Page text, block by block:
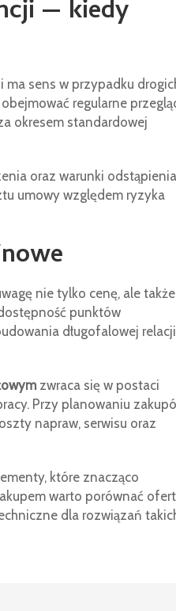
— kiedy
ma sens w przypadku
regularne
okresem standardowej
oraz warunki
umowy względem ryzyka
nie tylko cenę, ale także
punktów
długofalowej
zwraca się w postaci
Przy planowaniu
napraw, serwisu oraz
które znacząco
warto porównać
dla rozwiązań